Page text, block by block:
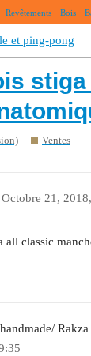
Revêtements Bois
et ping-pong
Ventes
Octobre 21,
all classic